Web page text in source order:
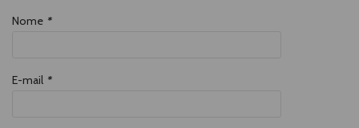
Nome *
E-mail *